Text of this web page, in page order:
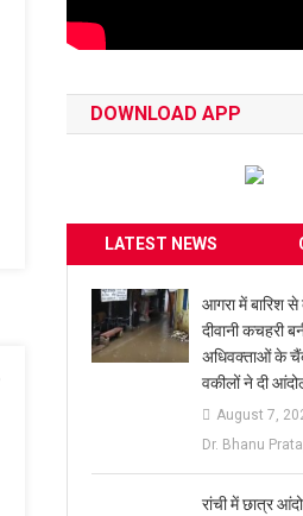
DOWNLOAD APP
LATEST NEWS
आगरा में बारिश
दीवानी कचहरी
अधिवक्ताओं के
वकीलों ने दी
August 7,
Dr. Bhanu
रांची में छात्र